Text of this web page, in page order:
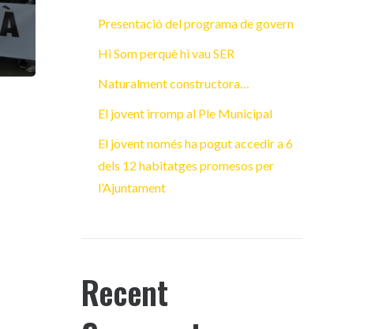
Presentació del programa de govern
Hi Som perquè hi vau SER
Naturalment constructora…
El jovent irromp al Ple Municipal
El jovent només ha pogut accedir a 6
dels 12 habitatges promesos per
l’Ajuntament
Recent